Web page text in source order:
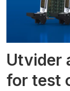
Utvider
for test